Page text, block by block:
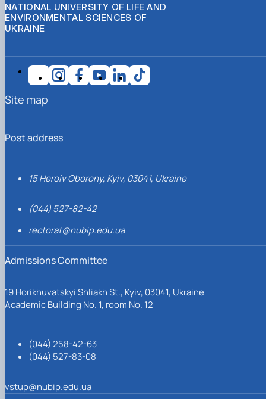
NATIONAL UNIVERSITY OF LIFE AND
ENVIRONMENTAL SCIENCES OF
UKRAINE
Post address
15 Heroiv Oborony, Kyiv, 03041, Ukraine
(044) 527-82-42
rectorat@nubip.edu.ua
Admissions Committee
19 Horikhuvatskyi Shliakh St., Kyiv, 03041, Ukraine
Academic Building No. 1, room No. 12
(044) 258-42-63
(044) 527-83-08
vstup@nubip.edu.ua
Site map